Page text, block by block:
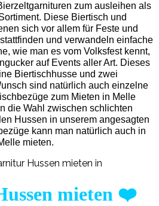
zum ausleihen als
Diese Biertisch und
sich vor allem für Feste und
und verwandeln einfache
wie man es vom Volksfest kennt,
auf Events aller Art. Dieses
Biertischhusse und zwei
sind natürlich auch einzelne
zum Mieten in Melle
die Wahl zwischen schlichten
Hussen in unserem angesagten
kann man natürlich auch in
mieten.
mieten ❤️